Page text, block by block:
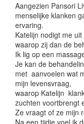
Aangezien Pansori
menselijke klanken
ervaring.
Katelijn nodigt me
waarop zij dan de
Ik lig op een
Je kan de
met aanvoelen wat
mijn levensvraag,
waarop Katelijn
zuchten voortbrengt
Ze vraagt of ze mijn
Na een tijdje voel ik